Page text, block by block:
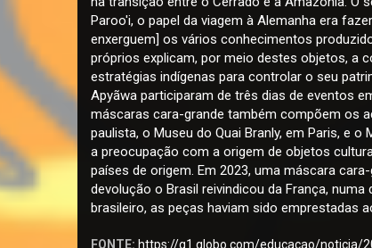
Paroo'i, o papel da viagem à Alemanha era
enxerguem] os vários conhecimentos
próprios explicam, por meio destes objetos, a
estratégias indígenas para controlar o seu
Apyãwa participaram de três dias de eventos
máscaras cara-grande também compõem os
paulista, o Museu do Quai Branly, em Paris, e
a preocupação com a origem de objetos
países de origem. Em 2023, uma máscara
devolução o Brasil reivindicou da França,
brasileiro, as peças haviam sido emprestadas
FONTE: https://g1.globo.com/educacao/noticia/